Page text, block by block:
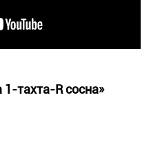
тахта-R сосна»